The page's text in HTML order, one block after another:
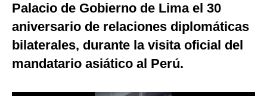
Podcast
Gestión TV
Palacio de Gobierno de Lima el 30
aniversario de relaciones diplomáticas
bilaterales, durante la visita oficial del
mandatario asiático al Perú.